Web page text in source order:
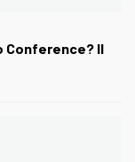
Conference? Il